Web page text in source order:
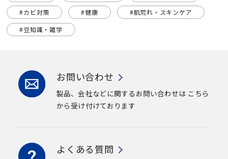
#カビ対策
#健康
#肌荒れ・スキンケア
#豆知識・雑学
お問い合わせ
製品、会社などに関するお問い合わせは こちら
から受け付けております
よくある質問